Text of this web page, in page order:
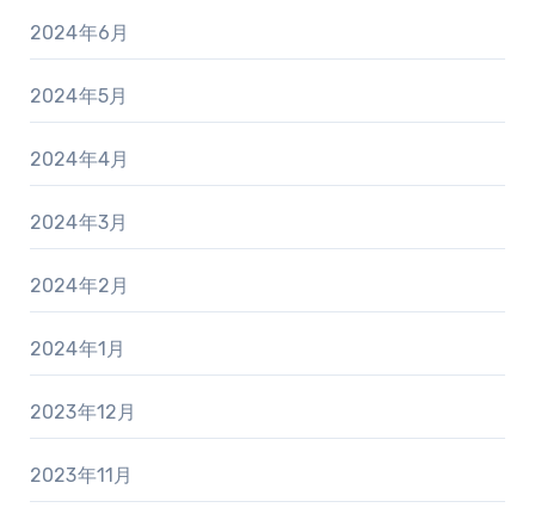
2024年6月
2024年5月
2024年4月
2024年3月
2024年2月
2024年1月
2023年12月
2023年11月